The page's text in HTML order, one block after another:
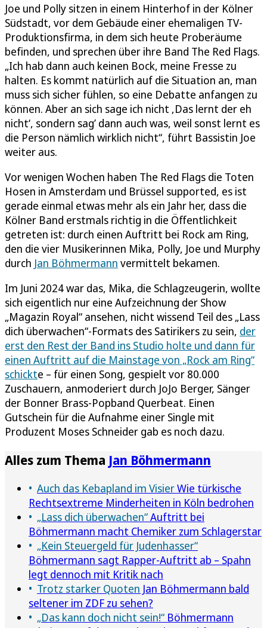
Joe und Polly sitzen in einem Hinterhof in der Kölner
Südstadt, vor dem Gebäude einer ehemaligen TV-
Produktionsfirma, in dem sich heute Proberäume
befinden, und sprechen über ihre Band The Red Flags.
„Ich hab dann auch keinen Bock, meine Fresse zu
halten. Es kommt natürlich auf die Situation an, man
muss sich sicher fühlen, so eine Debatte anfangen zu
können. Aber an sich sage ich nicht ‚Das lernt der eh
nicht‘, sondern sag’ dann auch was, weil sonst lernt es
die Person nämlich wirklich nicht“, führt Bassistin Joe
weiter aus.
Vor wenigen Wochen haben The Red Flags die Toten
Hosen in Amsterdam und Brüssel supported, es ist
gerade einmal etwas mehr als ein Jahr her, dass die
Kölner Band erstmals richtig in die Öffentlichkeit
getreten ist: durch einen Auftritt bei Rock am Ring,
den die vier Musikerinnen Mika, Polly, Joe und Murphy
durch Jan Böhmermann vermittelt bekamen.
Im Juni 2024 war das, Mika, die Schlagzeugerin, wollte
sich eigentlich nur eine Aufzeichnung der Show
„Magazin Royal“ ansehen, nicht wissend Teil des „Lass
dich überwachen“-Formats des Satirikers zu sein, der
erst den Rest der Band ins Studio holte und dann für
einen Auftritt auf die Mainstage von „Rock am Ring“
schickte – für einen Song, gespielt vor 80.000
Zuschauern, anmoderiert durch JoJo Berger, Sänger
der Bonner Brass-Popband Querbeat. Einen
Gutschein für die Aufnahme einer Single mit
Produzent Moses Schneider gab es noch dazu.
Alles zum Thema Jan Böhmermann
Auch das Kebapland im VisierWie türkische
Rechtsextreme Minderheiten in Köln bedrohen
„Lass dich überwachen“Auftritt bei
Böhmermann macht Chemiker zum Schlagerstar
„Kein Steuergeld für Judenhasser“
Böhmermann sagt Rapper-Auftritt ab – Spahn
legt dennoch mit Kritik nach
Trotz starker Quoten Jan Böhmermann bald
seltener im ZDF zu sehen?
„Das kann doch nicht sein!“ Böhmermann